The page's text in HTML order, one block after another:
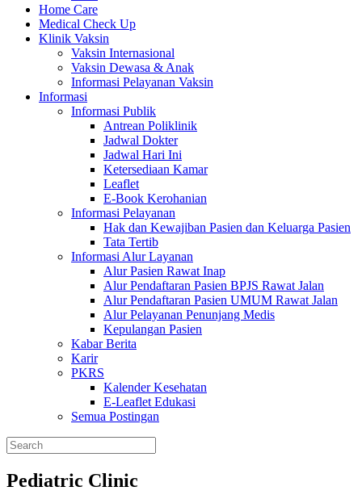
Home Care
Medical Check Up
Klinik Vaksin
Vaksin Internasional
Vaksin Dewasa & Anak
Informasi Pelayanan Vaksin
Informasi
Informasi Publik
Antrean Poliklinik
Jadwal Dokter
Jadwal Hari Ini
Ketersediaan Kamar
Leaflet
E-Book Kerohanian
Informasi Pelayanan
Hak dan Kewajiban Pasien dan Keluarga Pasien
Tata Tertib
Informasi Alur Layanan
Alur Pasien Rawat Inap
Alur Pendaftaran Pasien BPJS Rawat Jalan
Alur Pendaftaran Pasien UMUM Rawat Jalan
Alur Pelayanan Penunjang Medis
Kepulangan Pasien
Kabar Berita
Karir
PKRS
Kalender Kesehatan
E-Leaflet Edukasi
Semua Postingan
Pediatric Clinic